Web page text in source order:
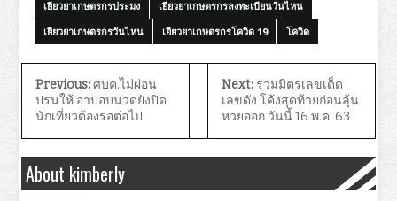
เยียวยาเกษตรกรประมง
เยียวยาเกษตรกรลงทะเบียนวันไหน
เยียวยาเกษตรกรวันไหน
เยียวยาเกษตรกรโควิด 19 โควิด
Previous:ศบค.ไม่ผ่อน
ปรนให้ อาบอบนวดยังปิด
นักเที่ยวต้องรอต่อไป
Next: รวมมิตรเลขเด็ด
เลขดัง โค้งสุดท้ายก่อนลุ้น
หวยออก วันนี้ 16 พ.ค. 63
About kimberly